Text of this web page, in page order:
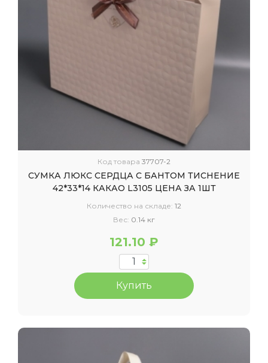
Код товара 37707-2
СУМКА ЛЮКС СЕРДЦА С БАНТОМ ТИСНЕНИЕ
42*33*14 КАКАО L3105 ЦЕНА ЗА 1ШТ
Количество на складе: 12
Вес: 0.14 кг
121.10 ₽
Купить